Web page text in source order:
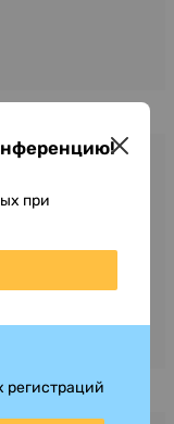
97-21 *103
при
регистраций